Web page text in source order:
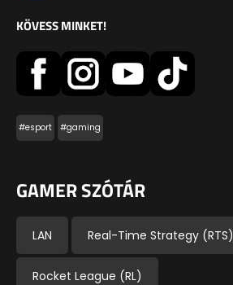
KÖVESS MINKET!
#esport #gaming
GAMER SZÓTÁR
LAN Real-Time Strategy (RTS)
Rocket League (RL)